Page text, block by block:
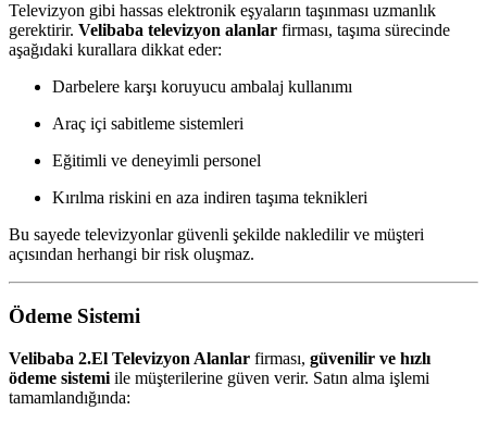
Televizyon gibi hassas elektronik eşyaların taşınması uzmanlık
gerektirir. Velibaba televizyon alanlar firması, taşıma sürecinde
aşağıdaki kurallara dikkat eder:
Darbelere karşı koruyucu ambalaj kullanımı
Araç içi sabitleme sistemleri
Eğitimli ve deneyimli personel
Kırılma riskini en aza indiren taşıma teknikleri
Bu sayede televizyonlar güvenli şekilde nakledilir ve müşteri
açısından herhangi bir risk oluşmaz.
Ödeme Sistemi
Velibaba 2.El Televizyon Alanlar firması, güvenilir ve hızlı
ödeme sistemi ile müşterilerine güven verir. Satın alma işlemi
tamamlandığında: